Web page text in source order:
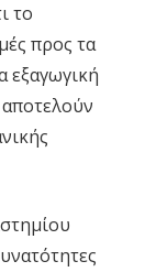
το
προς τα
εξαγωγική